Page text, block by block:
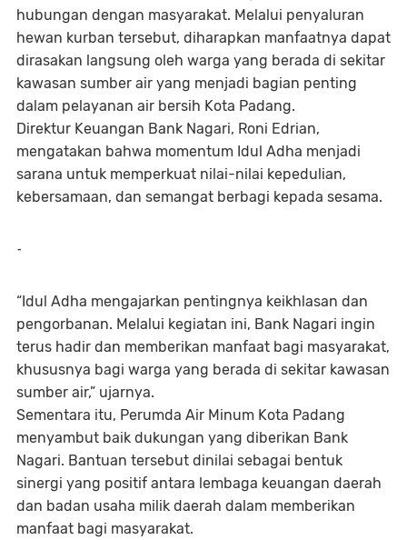
hubungan dengan masyarakat. Melalui penyaluran
hewan kurban tersebut, diharapkan manfaatnya dapat
dirasakan langsung oleh warga yang berada di sekitar
kawasan sumber air yang menjadi bagian penting
dalam pelayanan air bersih Kota Padang.
Direktur Keuangan Bank Nagari, Roni Edrian,
mengatakan bahwa momentum Idul Adha menjadi
sarana untuk memperkuat nilai-nilai kepedulian,
kebersamaan, dan semangat berbagi kepada sesama.
-
“Idul Adha mengajarkan pentingnya keikhlasan dan
pengorbanan. Melalui kegiatan ini, Bank Nagari ingin
terus hadir dan memberikan manfaat bagi masyarakat,
khususnya bagi warga yang berada di sekitar kawasan
sumber air,” ujarnya.
Sementara itu, Perumda Air Minum Kota Padang
menyambut baik dukungan yang diberikan Bank
Nagari. Bantuan tersebut dinilai sebagai bentuk
sinergi yang positif antara lembaga keuangan daerah
dan badan usaha milik daerah dalam memberikan
manfaat bagi masyarakat.